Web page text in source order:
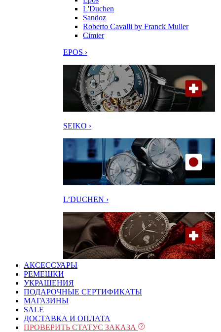
L'Duchen
Sandoz
Roberto Cavalli by Franck Muller
Cimier
EPOS ›
SEIKO ›
L’DUCHEN ›
АКСЕССУАРЫ
РЕМЕШКИ
УКРАШЕНИЯ
ПОДАРОЧНЫЕ СЕРТИФИКАТЫ
МАГАЗИНЫ
SALE
ДОСТАВКА И ОПЛАТА
ПРОВЕРИТЬ СТАТУС ЗАКАЗА